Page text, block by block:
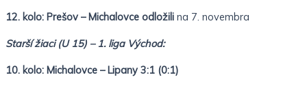
12. kolo: Prešov – Michalovce odložili na 7. novembra
Starší žiaci (U 15) – 1. liga Východ:
10. kolo: Michalovce – Lipany 3:1 (0:1)